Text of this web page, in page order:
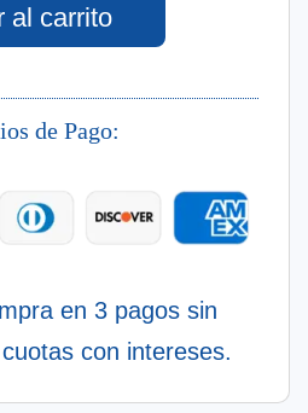
al carrito
de Pago:
en 3 pagos sin
con intereses.